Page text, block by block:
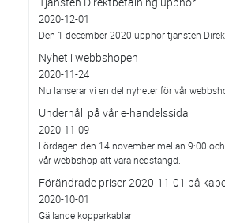
2020-12-01
Den 1 december 2020 upphör tjänsten
Nyhet i webbshopen
2020-11-24
Nu lanserar vi en del nyheter för vår
Underhåll på vår e-handelssida
2020-11-09
Lördagen den 14 november mellan 9:00
vår webbshop att vara nedstängd.
Förändrade priser 2020-11-01 på
2020-10-01
Gällande kopparkablar